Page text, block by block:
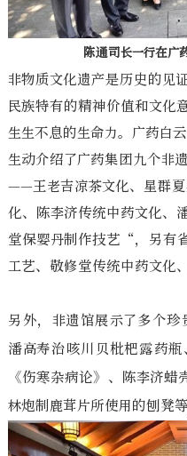
陈通司长一行在广
非物质文化遗产是历史的见
民族特有的精神价值和文化
生生不息的生命力。广药白
生动介绍了广药集团九个非
——王老吉凉茶文化、星群夏
化、陈李济传统中药文化、
堂保婴丹制作技艺“，另有
工艺、敬修堂传统中药文化
另外，非遗馆展示了多个
潘高寿治咳川贝枇杷露药
《伤寒杂病论》、陈李济
林炮制鹿茸片所使用的刨凳